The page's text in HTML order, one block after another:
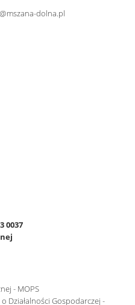
dolna.pl
0037
- MOPS
Działalności Gospodarczej -